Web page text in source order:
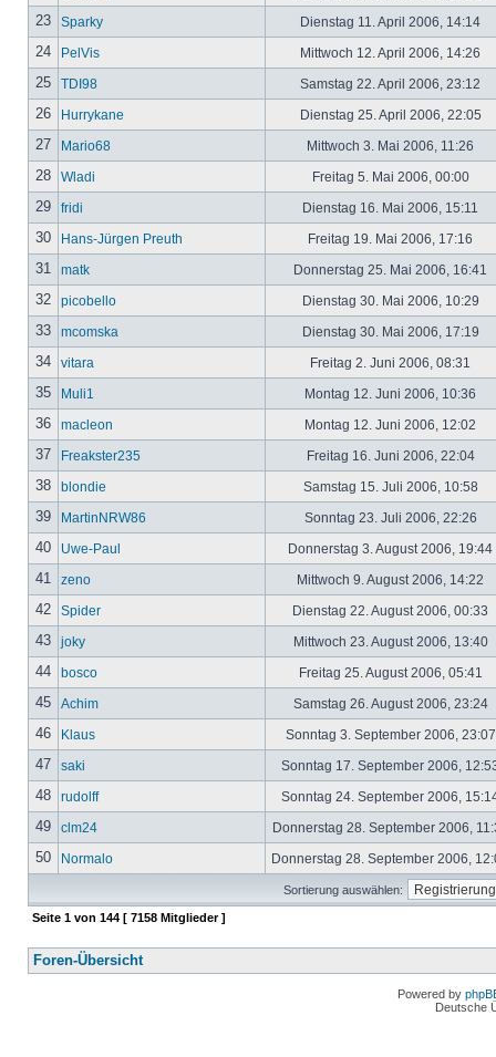
23 Sparky Dienstag 11. April 2006, 14:14
24 PelVis Mittwoch 12. April 2006, 14:26
25 TDI98 Samstag 22. April 2006, 23:12
26 Hurrykane Dienstag 25. April 2006, 22:05
27 Mario68 Mittwoch 3. Mai 2006, 11:26
28 Wladi Freitag 5. Mai 2006, 00:00
29 fridi Dienstag 16. Mai 2006, 15:11
30 Hans-Jürgen Preuth Freitag 19. Mai 2006, 17:16
31 matk Donnerstag 25. Mai 2006, 16:41
32 picobello Dienstag 30. Mai 2006, 10:29
33 mcomska Dienstag 30. Mai 2006, 17:19
34 vitara Freitag 2. Juni 2006, 08:31
35 Muli1 Montag 12. Juni 2006, 10:36
36 macleon Montag 12. Juni 2006, 12:02
37 Freakster235 Freitag 16. Juni 2006, 22:04
38 blondie Samstag 15. Juli 2006, 10:58
39 MartinNRW86 Sonntag 23. Juli 2006, 22:26
40 Uwe-Paul Donnerstag 3. August 2006, 19:44
41 zeno Mittwoch 9. August 2006, 14:22
42 Spider Dienstag 22. August 2006, 00:33
43 joky Mittwoch 23. August 2006, 13:40
44 bosco Freitag 25. August 2006, 05:41
45 Achim Samstag 26. August 2006, 23:24
46 Klaus Sonntag 3. September 2006,
47 saki Sonntag 17. September 2006,
48 rudolff Sonntag 24. September 2006,
49 clm24 Donnerstag 28. September 2006,
50 Normalo Donnerstag 28. September 2006,
Sortierung auswählen:
Seite 1 von 144 [ 7158 Mitglieder ]
Foren-Übersicht
Powered by
Deutsche